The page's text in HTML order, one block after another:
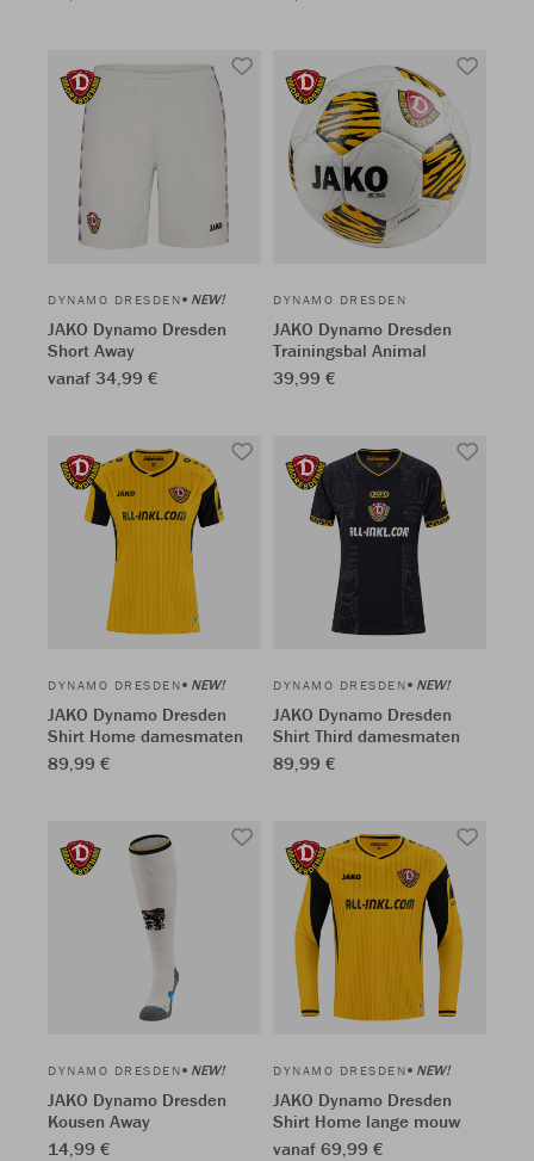
DYNAMO DRESDEN NEW!
JAKO Dynamo Dresden
Short Away
vanaf 34,99 €
DYNAMO DRESDEN
JAKO Dynamo Dresden
Trainingsbal Animal
39,99 €
DYNAMO DRESDEN NEW!
JAKO Dynamo Dresden
Shirt Home damesmaten
89,99 €
DYNAMO DRESDEN NEW!
JAKO Dynamo Dresden
Shirt Third damesmaten
89,99 €
DYNAMO DRESDEN NEW!
JAKO Dynamo Dresden
Kousen Away
14,99 €
DYNAMO DRESDEN NEW!
JAKO Dynamo Dresden
Shirt Home lange mouw
vanaf 69,99 €